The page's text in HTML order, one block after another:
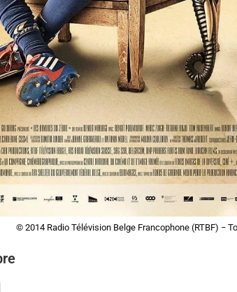
© 2014 Radio Télévision Belge Francophone (RTBF) −